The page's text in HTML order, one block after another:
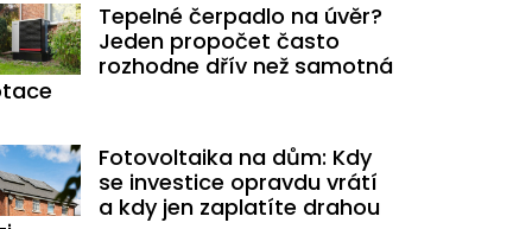
Tepelné čerpadlo na úvěr?
Jeden propočet často
rozhodne dřív než samotná
Fotovoltaika na dům: Kdy
se investice opravdu vrátí
a kdy jen zaplatíte drahou